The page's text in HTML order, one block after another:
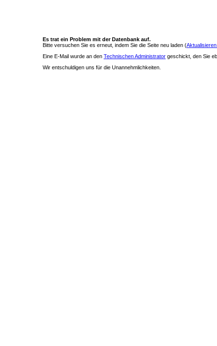
Es trat ein Problem mit der Datenbank auf.
Bitte versuchen Sie es erneut, indem Sie die Seite neu laden (
Eine E-Mail wurde an den Technischen Administrator geschickt, den Sie
Wir entschuldigen uns für die Unannehmlichkeiten.